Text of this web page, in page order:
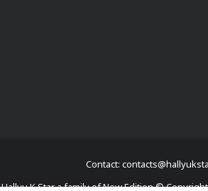
Contact:
Hallyu K Star a family of New Edition ©